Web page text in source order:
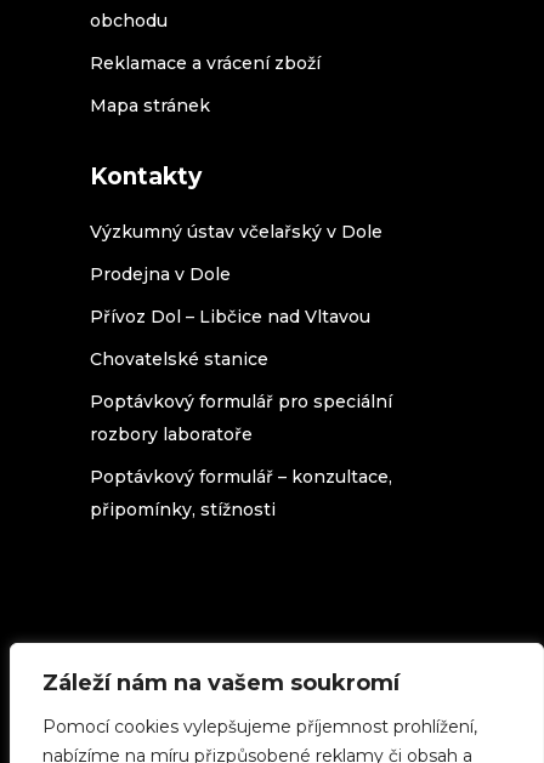
Záleží nám na vašem soukromí
Pomocí cookies vylepšujeme příjemnost prohlížení,
nabízíme na míru přizpůsobené reklamy či obsah a
obchodu
Reklamace a vrácení zboží
Mapa stránek
Kontakty
Výzkumný ústav včelařský v Dole
Prodejna v Dole
Přívoz Dol – Libčice nad Vltavou
Chovatelské stanice
Poptávkový formulář pro speciální
rozbory laboratoře
Poptávkový formulář – konzultace,
připomínky, stížnosti
licenci Creative Commons 3.0 Česká
republika(použijete-li cokoliv z našich
stránek, uveďte zdroj.)